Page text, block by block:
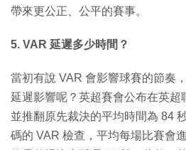
帶來更公正、公平的賽事。
5. VAR 延遲多少時間？
當初有說 VAR 會影響球賽的節奏
延遲影響呢？英超賽會公布在英超
並推翻原先裁決的平均時間為 84
碼的 VAR 檢查，平均每場比賽會